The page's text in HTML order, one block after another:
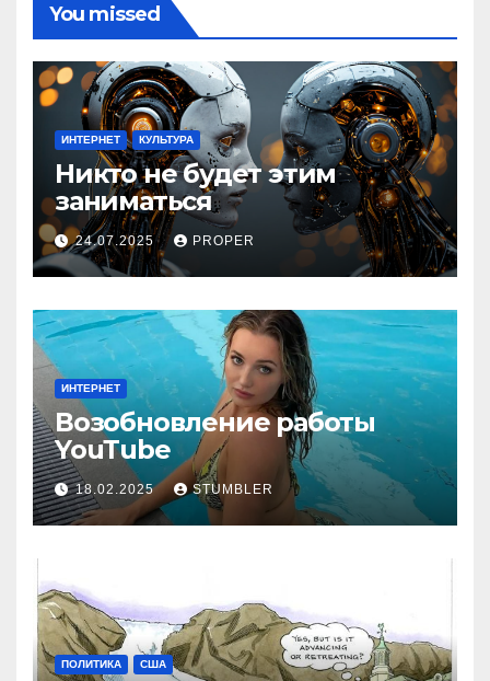
You missed
ИНТЕРНЕТ КУЛЬТУРА
Никто не будет этим
заниматься
24.07.2025 PROPER
ИНТЕРНЕТ
Возобновление работы
YouТube
18.02.2025 STUMBLER
ПОЛИТИКА США